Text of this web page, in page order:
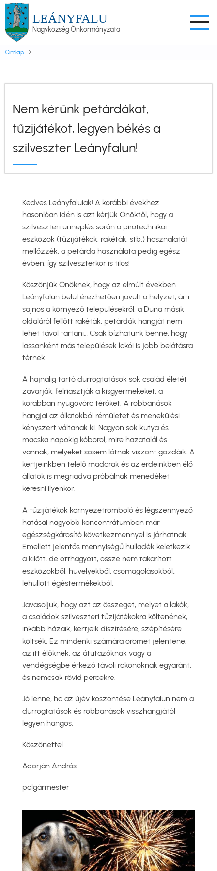
Ugrás
tartalomra
LEÁNYFALU
Nagyközség Önkormányzata
Címlap
Nem kérünk petárdákat,
tűzijátékot, legyen békés a
szilveszter Leányfalun!
Kedves Leányfaluiak! A korábbi évekhez
hasonlóan idén is azt kérjük Önöktől, hogy a
szilveszteri ünneplés során a pirotechnikai
eszközök (tűzijátékok, rakéták, stb.) használatát
mellőzzék, a petárda használata pedig egész
évben, így szilveszterkor is tilos!
Köszönjük Önöknek, hogy az elmúlt években
Leányfalun belül érezhetően javult a helyzet, ám
sajnos a környező településekről, a Duna másik
oldaláról fellőtt rakéták, petárdák hangját nem
lehet távol tartani… Csak bízhatunk benne, hogy
lassanként más települések lakói is jobb belátásra
térnek.
A hajnalig tartó durrogtatások sok család életét
zavarják, felriasztják a kisgyermekeket, a
korábban nyugovóra térőket. A robbanások
hangjai az állatokból rémületet és menekülési
kényszert váltanak ki. Nagyon sok kutya és
macska napokig kóborol, mire hazatalál és
vannak, melyeket sosem látnak viszont gazdáik. A
kertjeinkben telelő madarak és az erdeinkben élő
állatok is megriadva próbálnak menedéket
keresni ilyenkor.
A tűzijátékok környezetromboló és légszennyező
hatásai nagyobb koncentrátumban már
egészségkárosító következménnyel is járhatnak.
Emellett jelentős mennyiségű hulladék keletkezik
a kilőtt, de otthagyott, össze nem takarított
eszközökből, hüvelyekből, csomagolásokból.,
lehullott égéstermékekből.
Javasoljuk, hogy azt az összeget, melyet a lakók,
a családok szilveszteri tűzijátékokra költenének,
inkább házaik, kertjeik díszítésére, szépítésére
költsék. Ez mindenki számára örömet jelentene:
az itt élőknek, az átutazóknak vagy a
vendégségbe érkező távoli rokonoknak egyaránt,
és nemcsak rövid percekre.
Jó lenne, ha az újév köszöntése Leányfalun nem a
durrogtatások és robbanások visszhangjától
legyen hangos.
Köszönettel
Adorján András
polgármester